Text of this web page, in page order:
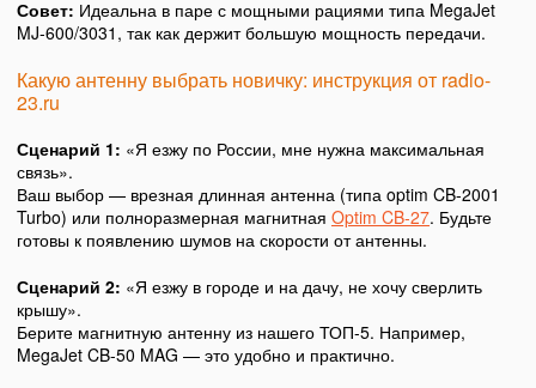
Совет: Идеальна в паре с мощными рациями типа MegaJet
MJ-600/3031, так как держит большую мощность передачи.
Какую антенну выбрать новичку: инструкция от radio-
23.ru
Сценарий 1: «Я езжу по России, мне нужна максимальная
связь».
Ваш выбор — врезная длинная антенна (типа optim CB-2001
Turbo) или полноразмерная магнитная Optim CB-27. Будьте
готовы к появлению шумов на скорости от антенны.
Сценарий 2: «Я езжу в городе и на дачу, не хочу сверлить
крышу».
Берите магнитную антенну из нашего ТОП-5. Например,
MegaJet CB-50 MAG — это удобно и практично.